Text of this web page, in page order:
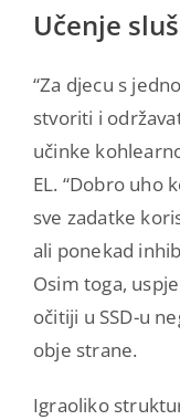
Učenje
“Za djecu s
stvoriti i
učinke
EL. “Dobro uho
sve zadatke
ali ponekad
Osim toga,
očitiji u SSD-u
obje strane.
Igraoliko